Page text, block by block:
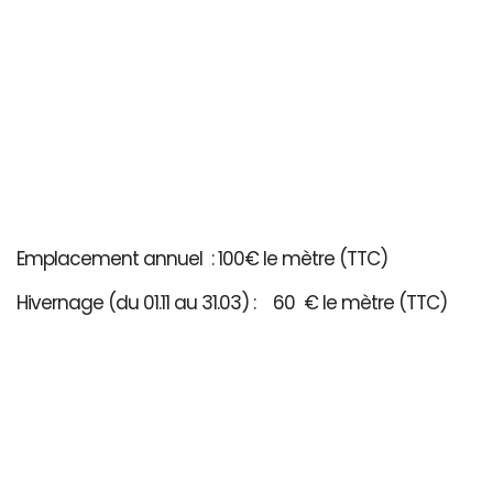
Emplacement annuel : 100€ le mètre (TTC)
Hivernage (du 01.11 au 31.03) : 60 € le mètre (TTC)